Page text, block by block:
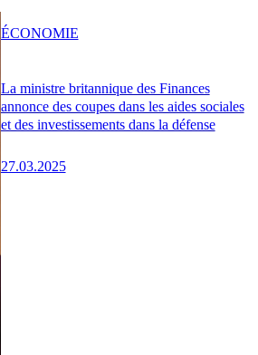
La ministre britannique des Finances
annonce des coupes dans les aides sociales
et des investissements dans la défense
27.03.2025
ÉCONOMIE